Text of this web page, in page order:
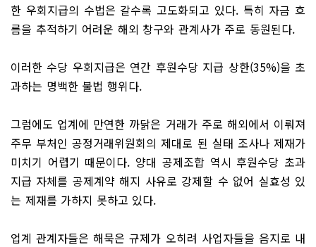
한 우회지급의 수법은 갈수록 고도화되고 있다. 특히 자금 흐
름을 추적하기 어려운 해외 창구와 관계사가 주로 동원된다.
이러한 수당 우회지급은 연간 후원수당 지급 상한(35%)을 초
과하는 명백한 불법 행위다.
그럼에도 업계에 만연한 까닭은 거래가 주로 해외에서 이뤄져
주무 부처인 공정거래위원회의 제대로 된 실태 조사나 제재가
미치기 어렵기 때문이다. 양대 공제조합 역시 후원수당 초과
지급 자체를 공제계약 해지 사유로 강제할 수 없어 실효성 있
는 제재를 가하지 못하고 있다.
업계 관계자들은 해묵은 규제가 오히려 사업자들을 음지로 내